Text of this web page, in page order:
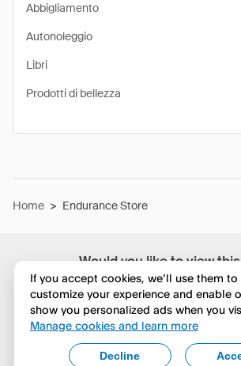
Would you like to view
in English?
No, continua a esplorare
Yes, change to English
Abbigliamento
Autonoleggio
Libri
Prodotti di bellezza
Home > Endurance Store
If you accept cookies, we’ll use them
customize your experience and enable
show you personalized ads when you
Manage cookies and learn more
Decline